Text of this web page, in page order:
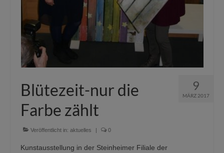
9
MÄRZ 2017
Blütezeit-nur die
Farbe zählt
Veröffentlicht in: aktuelles | 0
Kunstausstellung in der Steinheimer Filiale der